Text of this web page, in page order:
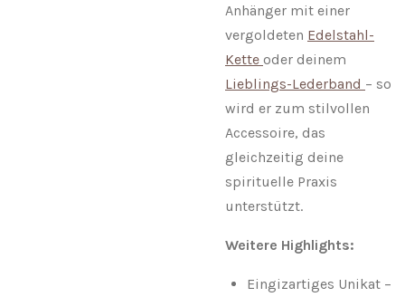
Anhänger mit einer
vergoldeten Edelstahl-
Kette oder deinem
Lieblings-Lederband – so
wird er zum stilvollen
Accessoire, das
gleichzeitig deine
spirituelle Praxis
unterstützt.
Weitere Highlights:
Eingizartiges Unikat –